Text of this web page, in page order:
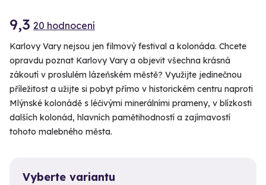
9,3 20 hodnocení
Karlovy Vary nejsou jen filmový festival a kolonáda. Chcete
opravdu poznat Karlovy Vary a objevit všechna krásná
zákoutí v proslulém lázeňském městě? Využijte jedinečnou
příležitost a užijte si pobyt přímo v historickém centru naproti
Mlýnské kolonádě s léčivými minerálními prameny, v blízkosti
dalších kolonád, hlavních pamětihodností a zajímavostí
tohoto malebného města.
Vyberte variantu